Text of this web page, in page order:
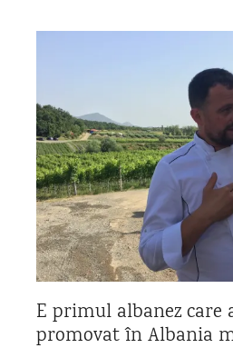
E primul albanez care
promovat în Albania